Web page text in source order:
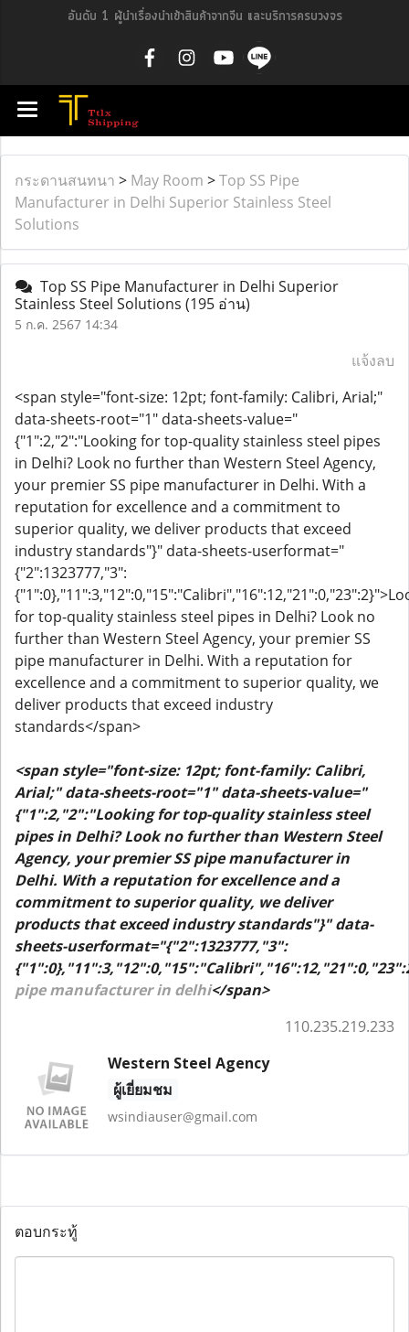
อันดับ 1 ผู้นำเรื่องนำเข้าสินค้าจากจีน และบริการครบวงจร
กระดานสนทนา > May Room >Top SS Pipe
Manufacturer in Delhi Superior Stainless Steel
Solutions
Top SS Pipe Manufacturer in Delhi Superior
Stainless Steel Solutions (195 อ่าน)
5 ก.ค. 2567 14:34
แจ้งลบ
<span style="font-size: 12pt; font-family: Calibri, Arial;"
data-sheets-root="1" data-sheets-value="
{"1":2,"2":"Looking for top-quality stainless steel pipes
in Delhi? Look no further than Western Steel Agency,
your premier SS pipe manufacturer in Delhi. With a
reputation for excellence and a commitment to
superior quality, we deliver products that exceed
industry standards"}" data-sheets-userformat="
{"2":1323777,"3":
for top-quality stainless steel pipes in Delhi? Look no
further than Western Steel Agency, your premier SS
pipe manufacturer in Delhi. With a reputation for
excellence and a commitment to superior quality, we
deliver products that exceed industry
standards</span>
<span style="font-size: 12pt; font-family: Calibri,
Arial;" data-sheets-root="1" data-sheets-value="
{"1":2,"2":"Looking for top-quality stainless steel
pipes in Delhi? Look no further than Western Steel
Agency, your premier SS pipe manufacturer in
Delhi. With a reputation for excellence and a
commitment to superior quality, we deliver
products that exceed industry standards"}" data-
sheets-userformat="{"2":1323777,"3":
pipe manufacturer in delhi</span>
110.235.219.233
Western Steel Agency
ผู้เยี่ยมชม
wsindiauser@gmail.com
ตอบกระทู้